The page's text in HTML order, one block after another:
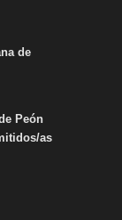
de
Peón
as